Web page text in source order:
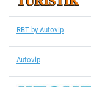
RBT by Autovip
Autovip